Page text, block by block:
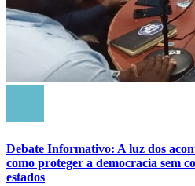
Debate Informativo: A luz dos
como proteger a democracia sem
estados